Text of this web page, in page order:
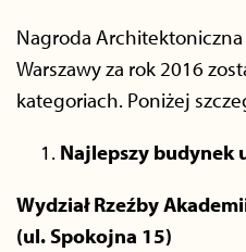
Nagroda
Warszawy za rok 2016
kategoriach. Poniżej
Najlepszy budynek
Wydział Rzeźby
(ul. Spokojna 15)